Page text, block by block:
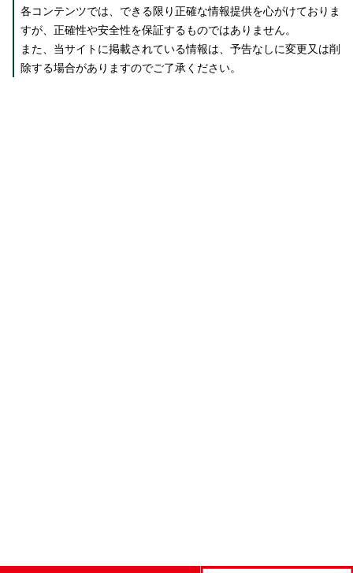
各コンテンツでは、できる限り正確な情報提供を心がけておりま
すが、正確性や安全性を保証するものではありません。
また、当サイトに掲載されている情報は、予告なしに変更又は削
除する場合がありますのでご了承ください。